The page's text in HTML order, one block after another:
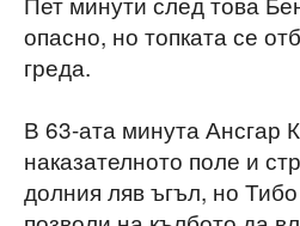
опасно, но топката се
греда.
В 63-ата минута Ансгар
наказателното поле и
долния ляв ъгъл, но